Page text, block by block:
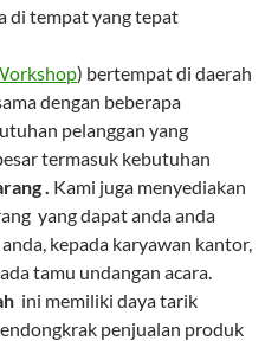
di tempat yang tepat
) bertempat di daerah
dengan beberapa
pelanggan yang
termasuk kebutuhan
. Kami juga menyediakan
yang dapat anda anda
kepada karyawan kantor,
tamu undangan acara.
ini memiliki daya tarik
penjualan produk